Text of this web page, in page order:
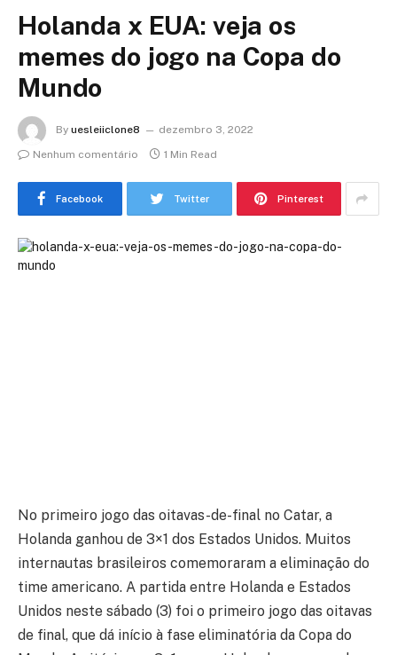
Holanda x EUA: veja os
memes do jogo na Copa do
Mundo
By uesleiiclone8
dezembro 3, 2022
Nenhum comentário
1 Min Read
Facebook Twitter Pinterest
No primeiro jogo das oitavas-de-final no Catar, a
Holanda ganhou de 3×1 dos Estados Unidos. Muitos
internautas brasileiros comemoraram a eliminação do
time americano. A partida entre Holanda e Estados
Unidos neste sábado (3) foi o primeiro jogo das oitavas
de final, que dá início à fase eliminatória da Copa do